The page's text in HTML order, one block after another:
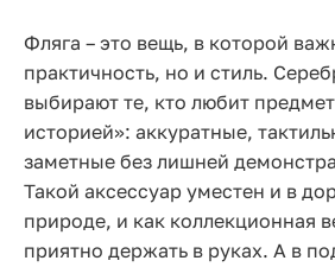
Фляга – это вещь, в которой
практичность, но и стиль.
выбирают те, кто любит
историей»: аккуратные,
заметные без лишней
Такой аксессуар уместен и в
природе, и как коллекционная
приятно держать в руках. А в